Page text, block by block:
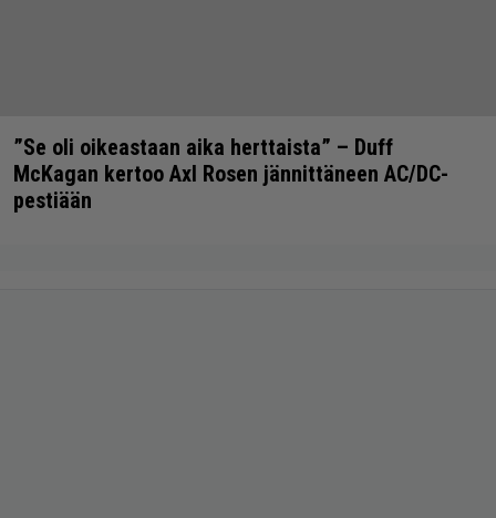
”Se oli oikeastaan aika herttaista” – Duff
McKagan kertoo Axl Rosen jännittäneen AC/DC-
pestiään